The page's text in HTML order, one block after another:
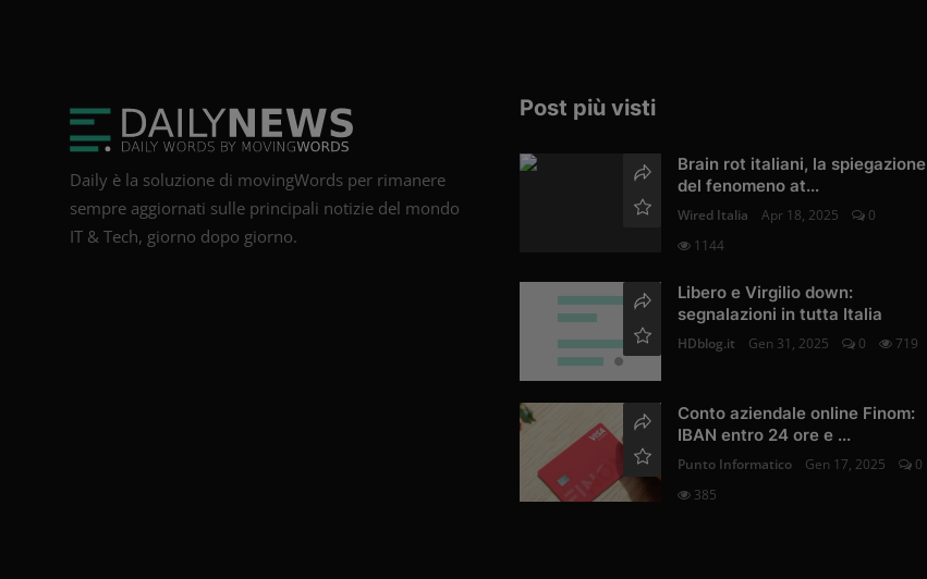
Daily è la soluzione di movingWords per rimanere
sempre aggiornati sulle principali notizie del mondo
IT & Tech, giorno dopo giorno.
Post più visti
Brain rot italiani, la spiegazione
del fenomeno at...
Wired Italia Apr 18, 2025
0
1144
Libero e Virgilio down:
segnalazioni in tutta Italia
HDblog.it Gen 31, 2025 0 719
Conto aziendale online Finom:
IBAN entro 24 ore e ...
Punto Informatico Gen 17, 2025
0
385